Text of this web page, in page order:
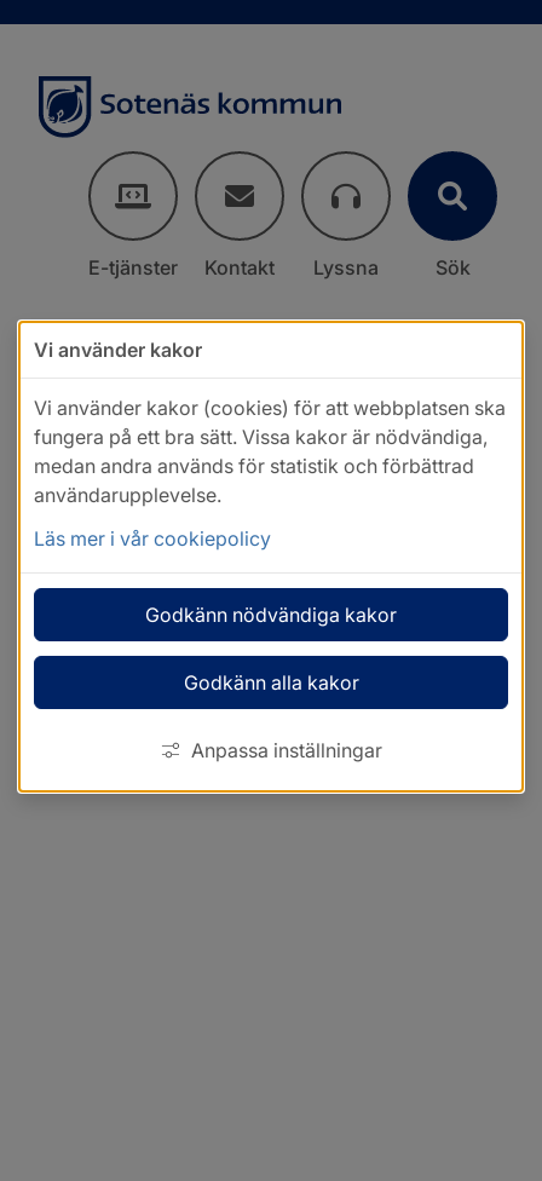
E-tjänster Kontakt Lyssna Sök
Vi använder kakor
Vi använder kakor (cookies) för att webbplatsen ska
fungera på ett bra sätt. Vissa kakor är nödvändiga,
medan andra används för statistik och förbättrad
användarupplevelse.
Läs mer i vår cookiepolicy
Godkänn nödvändiga kakor
Godkänn alla kakor
Anpassa inställningar